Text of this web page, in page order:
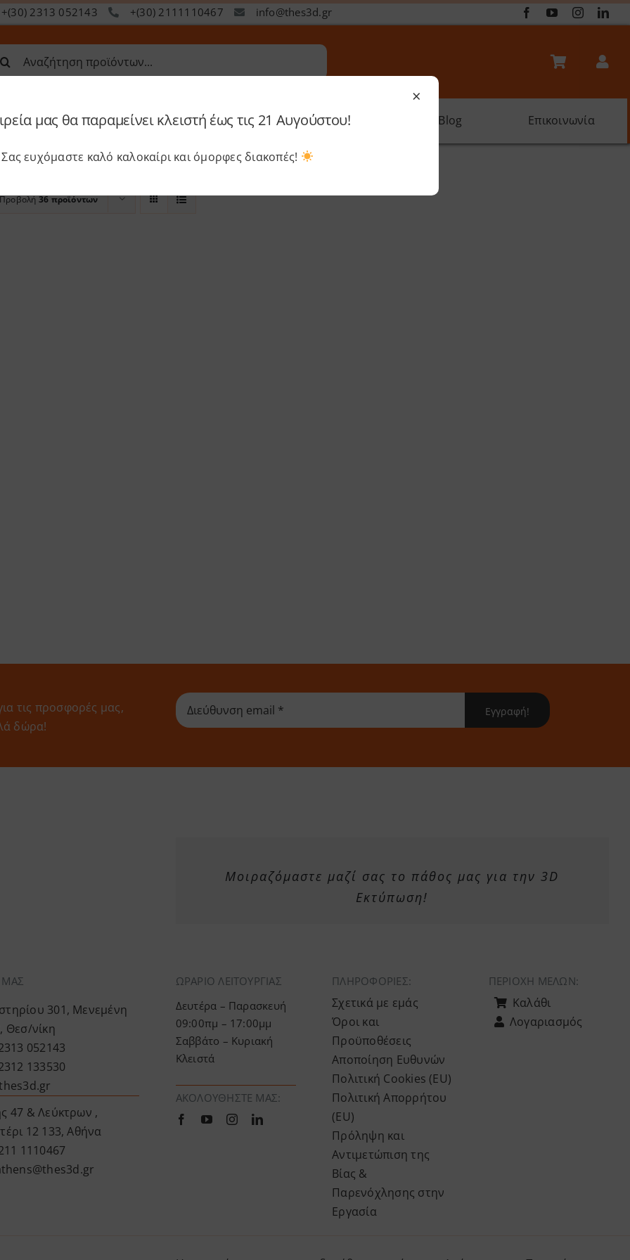
+(30) 2313 052143 +(30) 2111110467 info@thes3d.gr
Services Academy Software Blog Επικοινωνία
36 προϊόντων
τις προσφορές μας,
δώρα!
Εγγραφή!
Μοιραζόμαστε μαζί σας το πάθος μας για την 3D
Εκτύπωση!
ΜΑΣ
301, Μενεμένη
Θεσ/νίκη
052143
133530
47 & Λεύκτρων ,
12 133, Αθήνα
1110467
ΩΡΑΡΙΟ ΛΕΙΤΟΥΡΓΙΑΣ
Δευτέρα – Παρασκευή
09:00πμ – 17:00μμ
Σαββάτο – Κυριακή
Κλειστά
ΑΚΟΛΟΥΘΉΣΤΕ ΜΑΣ:
ΠΛΗΡΟΦΟΡΙΕΣ:
Σχετικά με εμάς
Όροι και
Προϋποθέσεις
Αποποίηση Ευθυνών
Πολιτική Cookies (ΕU)
Πολιτική Απορρήτου
(ΕU)
Πρόληψη και
Αντιμετώπιση της
Βίας &
Παρενόχλησης στην
Εργασία
ΠΕΡΙΟΧΉ ΜΕΛΏΝ:
Καλάθι
Λογαριασμός
×
μας θα παραμείνει κλειστή έως τις 21 Αυγούστου!
Σας ευχόμαστε καλό καλοκαίρι και όμορφες διακοπές!